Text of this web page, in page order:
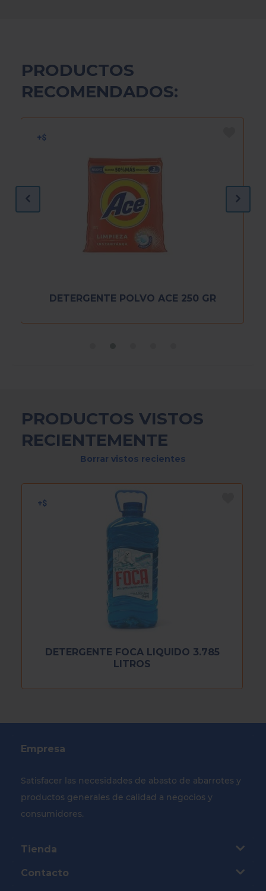
PRODUCTOS
RECOMENDADOS:
DETERGENTE POLVO ACE 250 GR
PRODUCTOS VISTOS
RECIENTEMENTE
Borrar vistos recientes
DETERGENTE FOCA LIQUIDO 3.785
LITROS
Empresa
Satisfacer las necesidades de abasto de abarrotes y
productos generales de calidad a negocios y
consumidores.
Tienda
Contacto